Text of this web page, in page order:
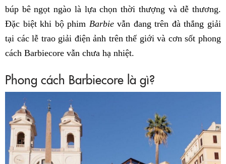
búp bê ngọt ngào là lựa chọn thời thượng và dễ thương.
Đặc biệt khi bộ phim Barbievẫn đang trên đà thắng giải
tại các lễ trao giải điện ảnh trên thế giới và cơn sốt phong
cách Barbiecore vẫn chưa hạ nhiệt.
Phong cách Barbiecore là gì?